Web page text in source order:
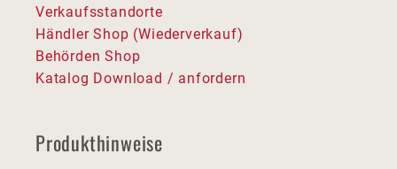
Verkaufsstandorte
Händler Shop (Wiederverkauf)
Behörden Shop
Katalog Download / anfordern
Produkthinweise